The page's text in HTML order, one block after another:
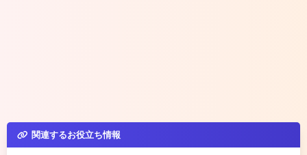
関連するお役立ち情報